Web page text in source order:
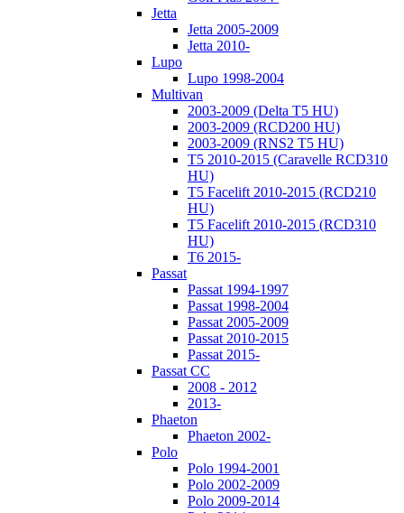
Jetta
Jetta 2005-2009
Jetta 2010-
Lupo
Lupo 1998-2004
Multivan
2003-2009 (Delta T5 HU)
2003-2009 (RCD200 HU)
2003-2009 (RNS2 T5 HU)
T5 2010-2015 (Caravelle RCD310
HU)
T5 Facelift 2010-2015 (RCD210
HU)
T5 Facelift 2010-2015 (RCD310
HU)
T6 2015-
Passat
Passat 1994-1997
Passat 1998-2004
Passat 2005-2009
Passat 2010-2015
Passat 2015-
Passat CC
2008 - 2012
2013-
Phaeton
Phaeton 2002-
Polo
Polo 1994-2001
Polo 2002-2009
Polo 2009-2014